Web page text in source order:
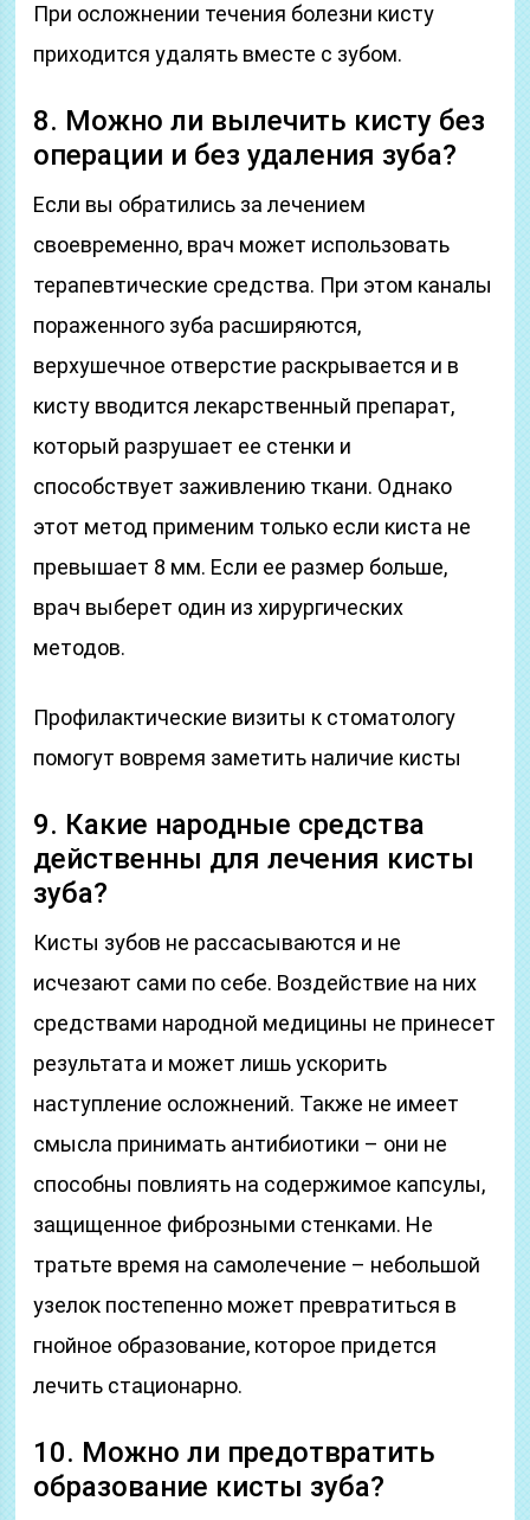
При осложнении течения болезни кисту
приходится удалять вместе с зубом.
8. Можно ли вылечить кисту без
операции и без удаления зуба?
Если вы обратились за лечением
своевременно, врач может использовать
терапевтические средства. При этом каналы
пораженного зуба расширяются,
верхушечное отверстие раскрывается и в
кисту вводится лекарственный препарат,
который разрушает ее стенки и
способствует заживлению ткани. Однако
этот метод применим только если киста не
превышает 8 мм. Если ее размер больше,
врач выберет один из хирургических
методов.
Профилактические визиты к стоматологу
помогут вовремя заметить наличие кисты
9. Какие народные средства
действенны для лечения кисты
зуба?
Кисты зубов не рассасываются и не
исчезают сами по себе. Воздействие на них
средствами народной медицины не принесет
результата и может лишь ускорить
наступление осложнений. Также не имеет
смысла принимать антибиотики – они не
способны повлиять на содержимое капсулы,
защищенное фиброзными стенками. Не
тратьте время на самолечение – небольшой
узелок постепенно может превратиться в
гнойное образование, которое придется
лечить стационарно.
10. Можно ли предотвратить
образование кисты зуба?